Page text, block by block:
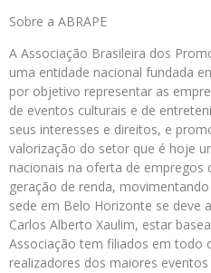
Sobre a ABRAPE
A Associação Brasileira dos
uma entidade nacional fundada
por objetivo representar as
de eventos culturais e de
seus interesses e direitos, e
valorização do setor que é hoje
nacionais na oferta de empregos
geração de renda,
sede em Belo Horizonte se deve
Carlos Alberto Xaulim, estar
Associação tem filiados em todo
realizadores dos maiores